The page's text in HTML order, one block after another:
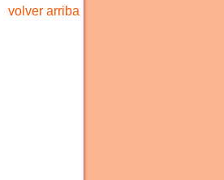
volver arriba